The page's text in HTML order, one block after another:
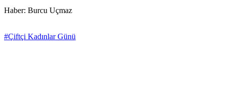
Haber: Burcu Uçmaz
#Çiftçi Kadınlar Günü